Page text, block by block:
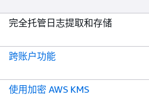
完全托管日志提取和存储
跨账户功能
使用加密 AWS KMS